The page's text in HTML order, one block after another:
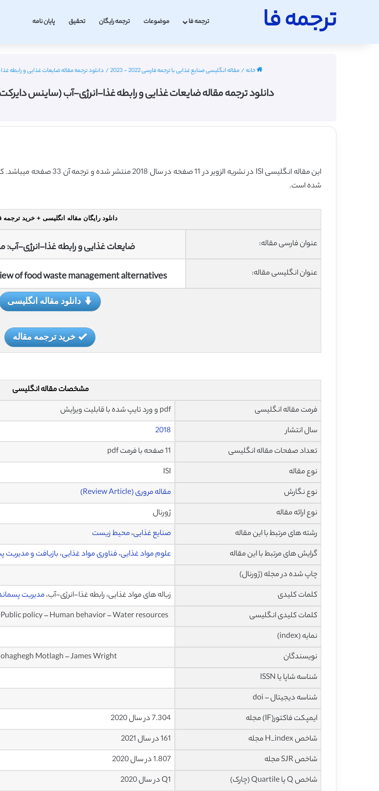
ترجمه فا ترجمه فا موضوعات ترجمه رایگان تحقیق پایان نامه
خانه/مقاله انگلیسی صنایع غذایی با ترجمه فارسی 2022 - 2023 / دانلود ترجمه مقاله ضایعات غذایی و رابطه غذا-انرژی-آب
دانلود ترجمه مقاله ضایعات غذایی و رابطه غذا-انرژی-آب (ساینس دایرکت – الزویر 2018) (ترجمه
این مقاله انگلیسی ISI در نشریه الزویر در 11 صفحه در سال 2018 منتشر شده و ترجمه آن 33 صفحه میباشد. کیفیت ترجمه این مقاله ویژه – طلایی
شده است.
دانلود رایگان مقاله انگلیسی + خرید
عنوان فارسی مقاله: ضایعات غذایی و رابطه غذا-انرژی-آب:
عنوان انگلیسی مقاله: of food waste management alternatives
دانلود مقاله انگلیسی
خرید ترجمه مقاله
مشخصات مقاله انگلیسی
فرمت مقاله انگلیسی
pdf و ورد تایپ شده با قابلیت ویرایش
سال انتشار
2018
تعداد صفحات مقاله انگلیسی
11 صفحه با فرمت pdf
نوع مقاله
ISI
نوع نگارش
مقاله مروری (Review Article)
نوع ارائه مقاله
ژورنال
رشته های مرتبط با این مقاله
صنایع غذایی،محیط زیست
گرایش های مرتبط با این مقاله
علوم مواد غذایی،فناوری مواد غذایی،بازیافت و مدیریت
چاپ شده در مجله (ژورنال)
کلمات کلیدی
زباله های مواد غذایی، رابطه غذا-انرژی-آب،مدیریت
کلمات کلیدی انگلیسی
policy – Human behavior – Water resources
نمایه (index)
نویسندگان
Motlagh – James Wright
شناسه شاپا یا ISSN
شناسه دیجیتال – doi
ایمپکت فاکتور(IF) مجله
7.304 در سال 2020
شاخص H_index مجله
161 در سال 2021
شاخص SJR مجله
1.807 در سال 2020
شاخص Q یا Quartile (چارک)
Q1 در سال 2020